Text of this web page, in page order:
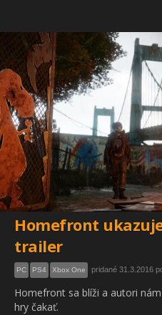
Homefront
trailer
PC PS4 Xbox One pridané 31.3.2016
Homefront sa blíži a autori
hry čakať.